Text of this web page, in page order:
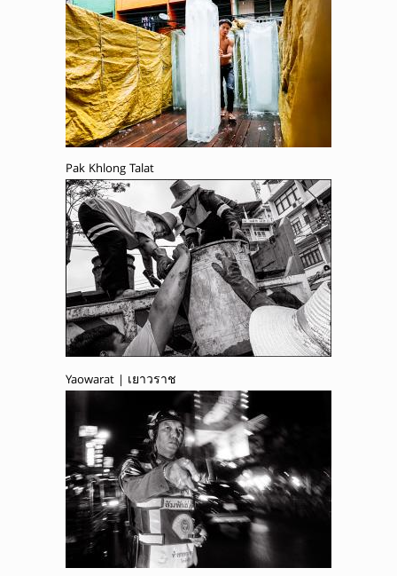
Pak Khlong Talat
Yaowarat | เยาวราช